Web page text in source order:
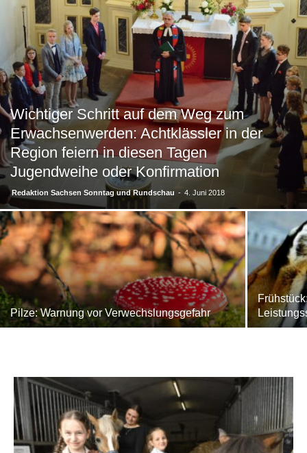
Wichtiger Schritt auf dem Weg zum
Erwachsenwerden: Achtklässler in der
Region feiern in diesen Tagen
Jugendweihe oder Konfirmation
Redaktion Sachsen Sonntag und Rundschau - 4. Juni 2018
Pilze: Warnung vor Verwechslungsgefahr